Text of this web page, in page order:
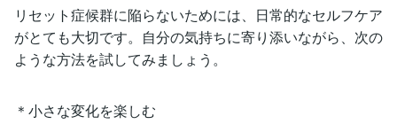
リセット症候群に陥らないためには、日常的なセルフケア
がとても大切です。自分の気持ちに寄り添いながら、次の
ような方法を試してみましょう。
＊小さな変化を楽しむ